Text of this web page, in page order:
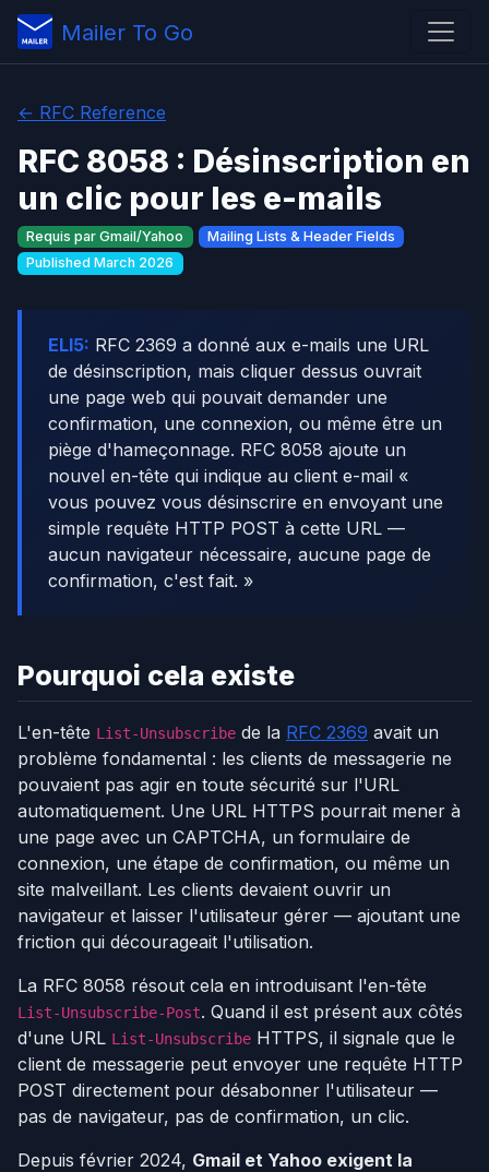
Mailer To Go
← RFC Reference
RFC 8058 : Désinscription en
un clic pour les e-mails
Requis par Gmail/Yahoo
Mailing Lists & Header Fields
Published March 2026
ELI5: RFC 2369 a donné aux e-mails une URL
de désinscription, mais cliquer dessus ouvrait
une page web qui pouvait demander une
confirmation, une connexion, ou même être un
piège d'hameçonnage. RFC 8058 ajoute un
nouvel en-tête qui indique au client e-mail «
vous pouvez vous désinscrire en envoyant une
simple requête HTTP POST à cette URL —
aucun navigateur nécessaire, aucune page de
confirmation, c'est fait. »
Pourquoi cela existe
L'en-tête List-Unsubscribe de la RFC 2369 avait un
problème fondamental : les clients de messagerie ne
pouvaient pas agir en toute sécurité sur l'URL
automatiquement. Une URL HTTPS pourrait mener à
une page avec un CAPTCHA, un formulaire de
connexion, une étape de confirmation, ou même un
site malveillant. Les clients devaient ouvrir un
navigateur et laisser l'utilisateur gérer — ajoutant une
friction qui décourageait l'utilisation.
La RFC 8058 résout cela en introduisant l'en-tête
List-Unsubscribe-Post. Quand il est présent aux côtés
d'une URL List-Unsubscribe HTTPS, il signale que le
client de messagerie peut envoyer une requête HTTP
POST directement pour désabonner l'utilisateur —
pas de navigateur, pas de confirmation, un clic.
Depuis février 2024, Gmail et Yahoo exigent la